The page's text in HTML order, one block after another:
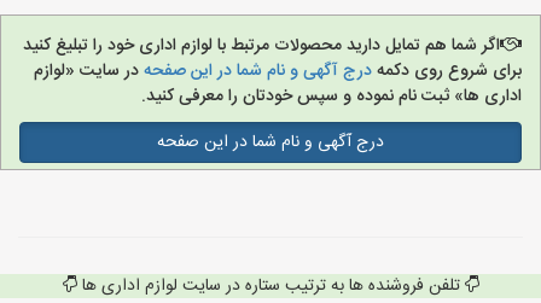
اگر شما هم تمایل دارید محصولات مرتبط با لوازم اداری خود را تبلیغ کنید
برای شروع روی دکمهدرج آگهی و نام شما در این صفحهدر سایت «لوازم
اداری ها» ثبت نام نموده و سپس خودتان را معرفی کنید.
درج آگهی و نام شما در این صفحه
تلفن فروشنده ها به ترتیب ستاره در سایت لوازم اداری ها